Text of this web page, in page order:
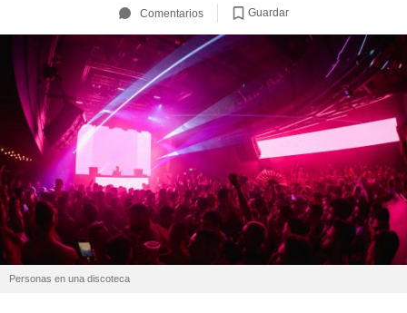
Comentarios Guardar
Personas en una discoteca